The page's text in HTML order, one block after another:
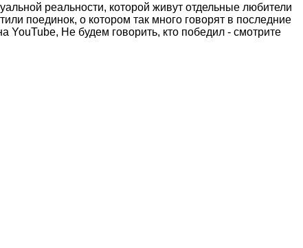
реальности, которой живут отдельные любители
поединок, о котором так много говорят в последние
YouTube, Не будем говорить, кто победил - смотрите